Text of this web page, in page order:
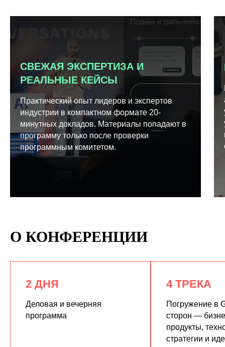
СВЕЖАЯ ЭКСПЕРТИЗА И
РЕАЛЬНЫЕ КЕЙСЫ
Практический опыт лидеров и экспертов
индустрии в компактном формате 20-
минутных докладов. Материалы попадают в
программу только после проверки
программным комитетом.
О КОНФЕРЕНЦИИ
2 ДНЯ
Деловая и вечерняя
программа
4 ТРЕКА
Погружение в
сторон —
продукты,
стратегии и